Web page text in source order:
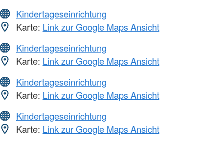
Kindertageseinrichtung
Karte: Link zur Google Maps Ansicht
Kindertageseinrichtung
Karte: Link zur Google Maps Ansicht
Kindertageseinrichtung
Karte: Link zur Google Maps Ansicht
Kindertageseinrichtung
Karte: Link zur Google Maps Ansicht